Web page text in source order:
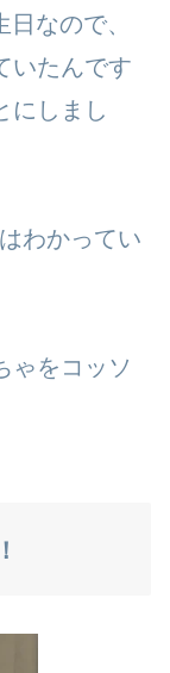
なので、
いたんです
にしまし
わかってい
ゃをコッソ